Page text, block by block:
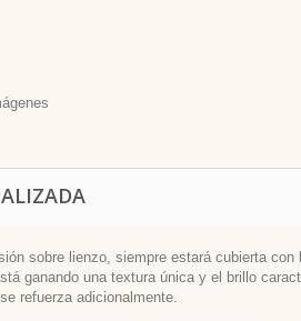
sobre lienzo, siempre estará cubierta
ganando una textura única y el brillo
se refuerza adicionalmente.